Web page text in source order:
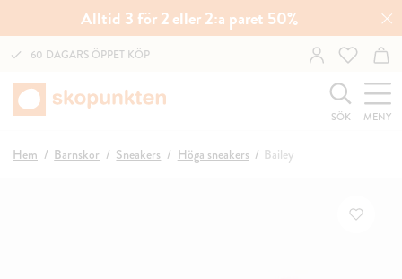
Alltid 3 för 2 eller 2:a paret 50%
60 DAGARS ÖPPET KÖP
SÖK MENY
Hem Barnskor Sneakers Höga sneakers Bailey